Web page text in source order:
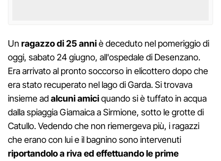
Un ragazzo di 25 anniè deceduto nel pomeriggio di
oggi, sabato 24 giugno, all'ospedale di Desenzano.
Era arrivato al pronto soccorso in elicottero dopo che
era stato recuperato nel lago di Garda. Si trovava
insieme adalcuni amiciquando si è tuffato in acqua
dalla spiaggia Giamaica a Sirmione, sotto le grotte di
Catullo. Vedendo che non riemergeva più, i ragazzi
che erano con lui e il bagnino sono intervenuti
riportandolo a riva ed effettuando le prime